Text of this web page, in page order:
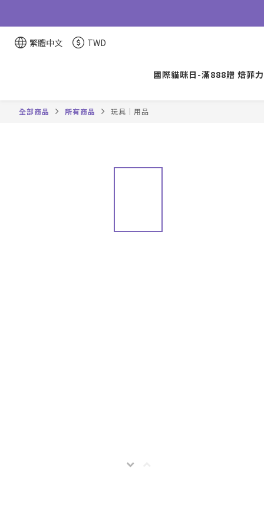
繁體中文 TWD
國際貓咪日-滿888贈 焙菲
全部商品 所有商品 玩具｜用品